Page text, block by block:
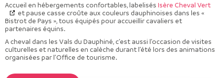
Accueil en hébergements confortables, labelisés Isère Cheval Vert
et pause casse croûte aux couleurs dauphinoises dans les «
Bistrot de Pays », tous équipés pour accueillir cavaliers et
partenaires équins.
A cheval dans les Vals du Dauphiné, c’est aussi l’occasion de visites
culturelles et naturelles en calèche durant l’été lors des animations
organisées par l’Office de tourisme.